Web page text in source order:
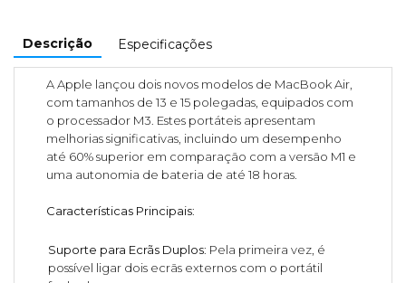
Descrição Especificações
A Apple lançou dois novos modelos de MacBook Air,
com tamanhos de 13 e 15 polegadas, equipados com
o processador M3. Estes portáteis apresentam
melhorias significativas, incluindo um desempenho
até 60% superior em comparação com a versão M1 e
uma autonomia de bateria de até 18 horas.
Características Principais:
Suporte para Ecrãs Duplos: Pela primeira vez, é
possível ligar dois ecrãs externos com o portátil